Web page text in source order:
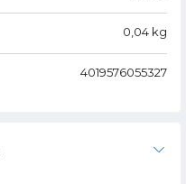
0,04 kg
4019576055327